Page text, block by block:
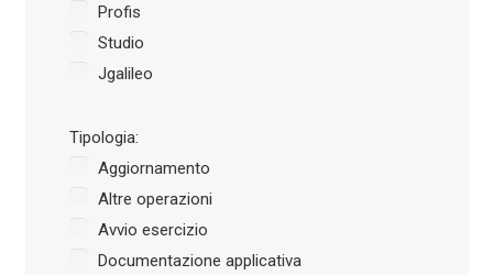
Profis
Studio
Jgalileo
Tipologia:
Aggiornamento
Altre operazioni
Avvio esercizio
Documentazione applicativa